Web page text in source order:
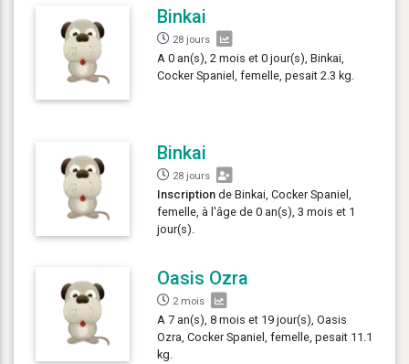
Binkai
28 jours
A 0 an(s), 2 mois et 0 jour(s), Binkai,
Cocker Spaniel, femelle, pesait 2.3 kg.
Binkai
28 jours
Inscription de Binkai, Cocker Spaniel,
femelle, à l'âge de 0 an(s), 3 mois et 1
jour(s).
Oasis Ozra
2 mois
A 7 an(s), 8 mois et 19 jour(s), Oasis
Ozra, Cocker Spaniel, femelle, pesait 11.1
kg.